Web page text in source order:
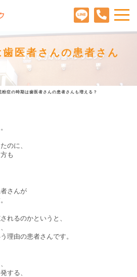
医者さんの患者さん
粉症の時期は歯医者さんの患者さんも増える？
のに、
も
さんが
れるのかというと、
理由の患者さんです。
する、